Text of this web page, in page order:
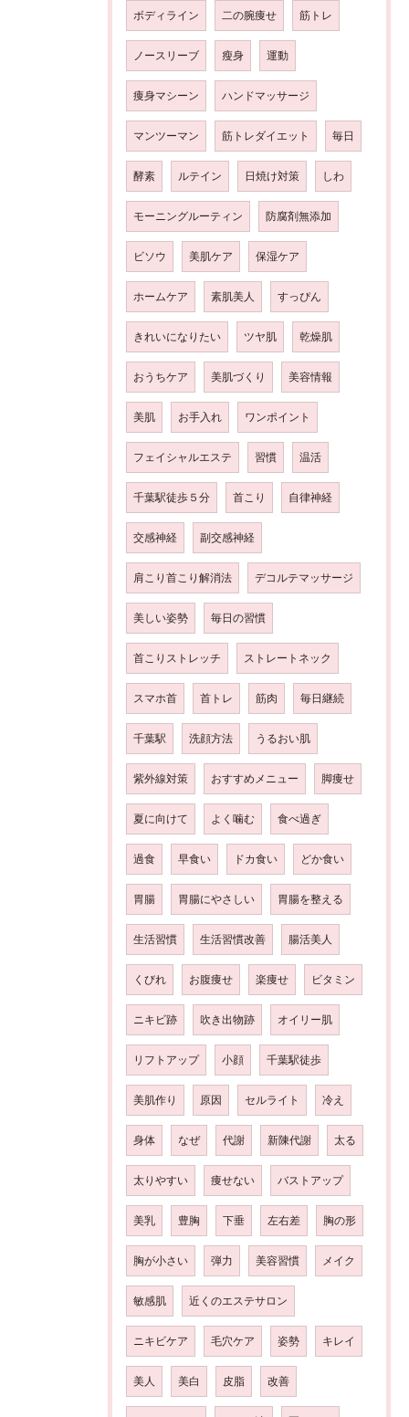
ボディライン 二の腕痩せ 筋トレ
ノースリーブ 瘦身 運動
痩身マシーン ハンドマッサージ
マンツーマン 筋トレダイエット 毎日
酵素 ルテイン 日焼け対策 しわ
モーニングルーティン 防腐剤無添加
ビソウ 美肌ケア 保湿ケア
ホームケア 素肌美人 すっぴん
きれいになりたい ツヤ肌 乾燥肌
おうちケア 美肌づくり 美容情報
美肌 お手入れ ワンポイント
フェイシャルエステ 習慣 温活
千葉駅徒歩５分 首こり 自律神経
交感神経 副交感神経
肩こり首こり解消法 デコルテマッサージ
美しい姿勢 毎日の習慣
首こりストレッチ ストレートネック
スマホ首 首トレ 筋肉 毎日継続
千葉駅 洗顔方法 うるおい肌
紫外線対策 おすすめメニュー 脚痩せ
夏に向けて よく噛む 食べ過ぎ
過食 早食い ドカ食い どか食い
胃腸 胃腸にやさしい 胃腸を整える
生活習慣 生活習慣改善 腸活美人
くびれ お腹痩せ 楽痩せ ビタミン
ニキビ跡 吹き出物跡 オイリー肌
リフトアップ 小顔 千葉駅徒歩
美肌作り 原因 セルライト 冷え
身体 なぜ 代謝 新陳代謝 太る
太りやすい 痩せない バストアップ
美乳 豊胸 下垂 左右差 胸の形
胸が小さい 弾力 美容習慣 メイク
敏感肌 近くのエステサロン
ニキビケア 毛穴ケア 姿勢 キレイ
美人 美白 皮脂 改善